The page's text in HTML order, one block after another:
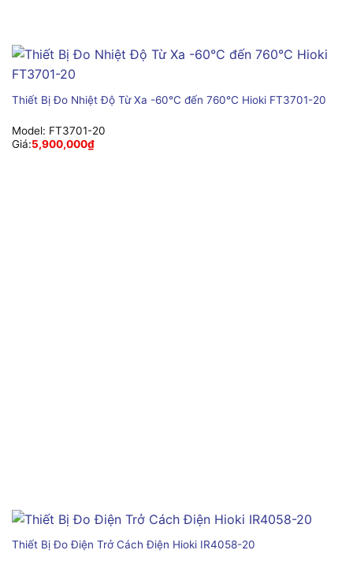
Thiết Bị Đo Nhiệt Độ Từ Xa -60°C đến 760°C Hioki FT3701-20
Model: FT3701-20
Giá:5,900,000₫
Thiết Bị Đo Điện Trở Cách Điện Hioki IR4058-20